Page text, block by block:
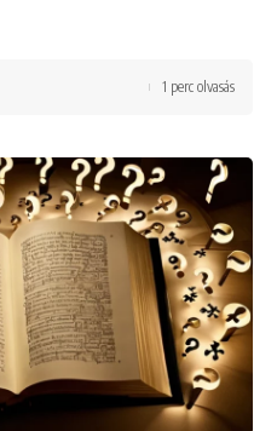
1 perc olvasás